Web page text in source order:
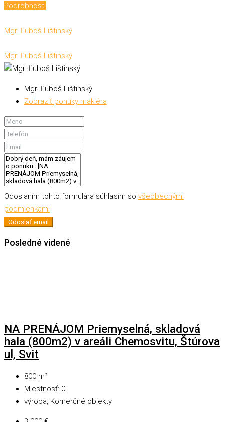
Podrobnosti
Mgr. Ľuboš Lištinský
Mgr. Ľuboš Lištinský
Mgr. Ľuboš Lištinský
Zobraziť ponuky makléra
Odoslaním tohto formulára súhlasím so všeobecnými
podmienkami
Odoslať email
Posledné videné
NA PRENÁJOM Priemyselná, skladová
hala (800m2) v areáli Chemosvitu, Štúrova
ul, Svit
800 m²
Miestnosť: 0
výroba, Komerčné objekty